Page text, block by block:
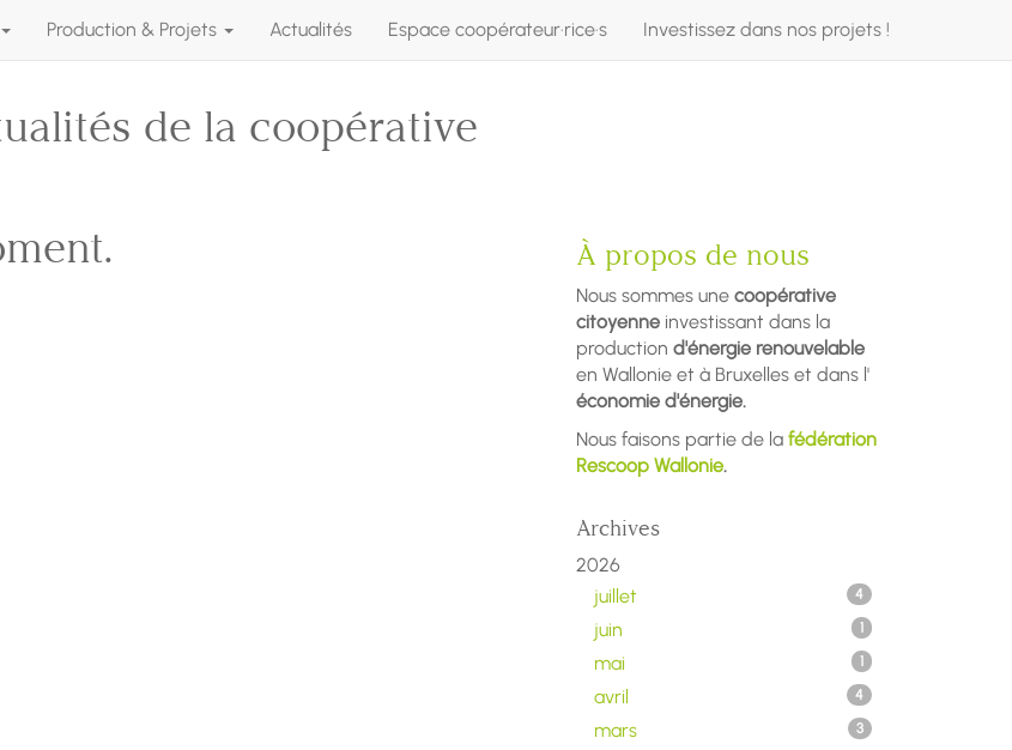
Production & Projets Actualités Espace coopérateur·rice·s Investissez dans nos projets !
de la coopérative
À propos de nous
Nous sommes une coopérative
citoyenne investissant dans la
production d'énergie renouvelable
en Wallonie et à Bruxelles et dans l'
économie d'énergie.
Nous faisons partie de la fédération
Rescoop Wallonie.
Archives
2026
juillet
4
juin 1
mai 1
avril 4
mars 3